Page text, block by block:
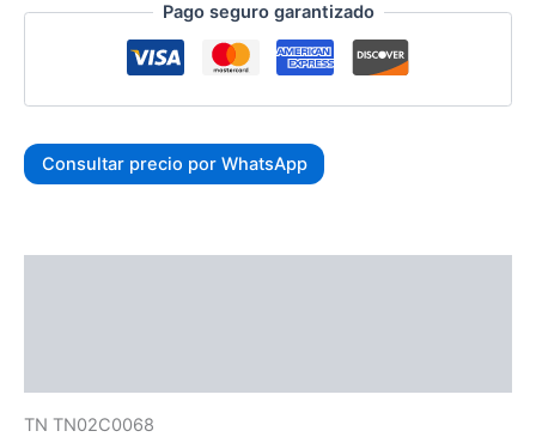
Pago seguro garantizado
Consultar precio por WhatsApp
TN TN02C0068